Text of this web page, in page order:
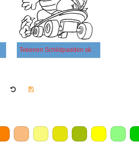
Tekenen Schildpadden skateboarden